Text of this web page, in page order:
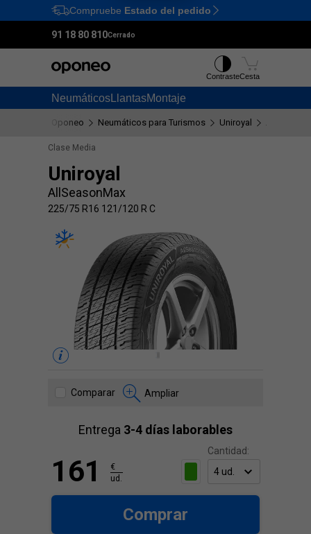
Ctrl M
Compruebe Estado del pedido
91 18 80 810Cerrado
Neumáticos LlantasMontaje
ContrasteCesta
Oponeo Neumáticos para Turismos Uniroyal
Clase Media
Uniroyal
AllSeasonMax
225/75 R16 121/120 R C
Comparar Ampliar
Entrega 3-4 días laborables
Cantidad:
161
€
ud.
Comprar